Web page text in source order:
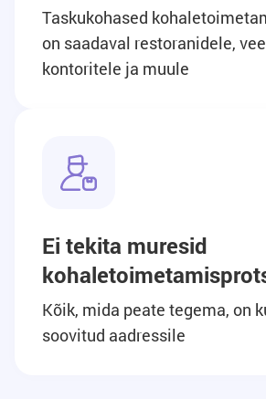
Taskukohased
on saadaval restoranidele,
kontoritele ja muule
Ei tekita muresid
Kõik, mida peate tegema, on
soovitud aadressile